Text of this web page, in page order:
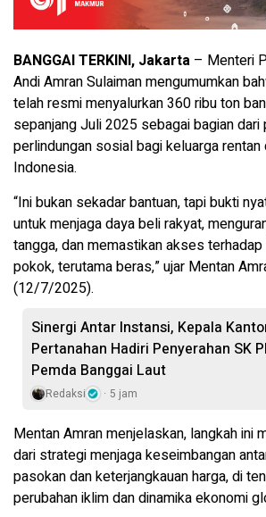
BANGGAI TERKINI, Jakarta – Menteri
Andi Amran Sulaiman mengumumkan
telah resmi menyalurkan 360 ribu ton
sepanjang Juli 2025 sebagai bagian dari
perlindungan sosial bagi keluarga rentan
Indonesia.
“Ini bukan sekadar bantuan, tapi bukti
untuk menjaga daya beli rakyat,
tangga, dan memastikan akses terhadap
pokok, terutama beras,” ujar Mentan
(12/7/2025).
Sinergi Antar Instansi, Kepala
Pertanahan Hadiri Penyerahan SK
Pemda Banggai Laut
Redaksi 5 jam
Mentan Amran menjelaskan, langkah ini
dari strategi menjaga keseimbangan
pasokan dan keterjangkauan harga, di
perubahan iklim dan dinamika ekonomi